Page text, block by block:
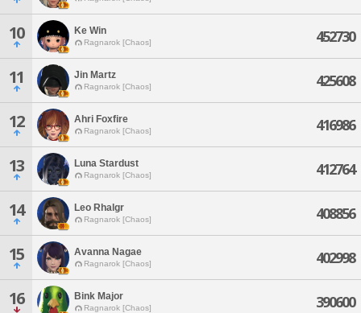
10 Ke Win
Ragnarok [Chaos] 452730
11 Jin Martz
Ragnarok [Chaos] 425608
12 Ahri Foxfire
Ragnarok [Chaos] 416986
13 Luna Stardust
Ragnarok [Chaos] 412764
14 Leo Rhalgr
Ragnarok [Chaos] 408856
15 Avanna Nagae
Ragnarok [Chaos] 402998
16 Bink Major
Ragnarok [Chaos] 390600